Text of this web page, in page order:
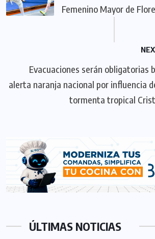
Femenino Mayor de
Evacuaciones serán obligatorias
alerta naranja nacional por influencia
tormenta tropical
ÚLTIMAS NOTICIAS